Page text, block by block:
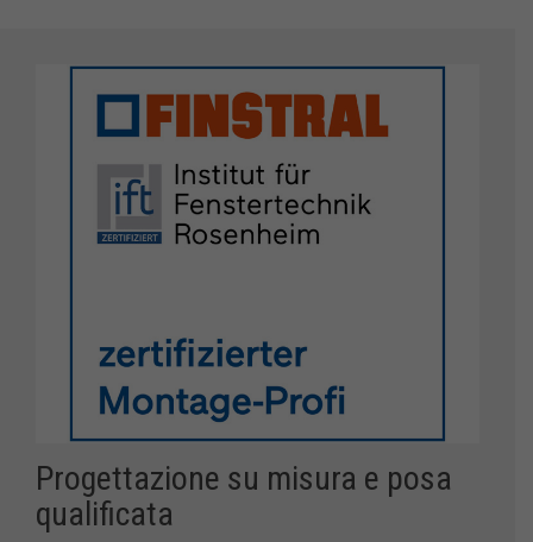
Progettazione su misura e posa
qualificata